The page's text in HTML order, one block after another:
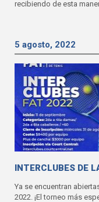
recibiendo de esta
5 agosto, 2022
INTERCLUBES DE
Ya se encuentran
2022. ¡El torneo más